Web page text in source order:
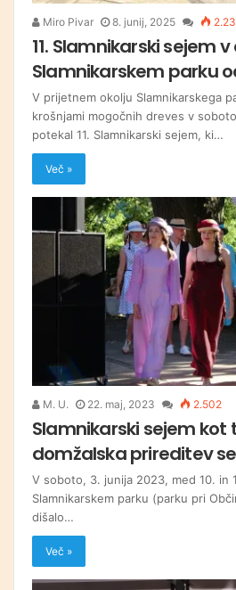
Miro Pivar 8. junij, 2025
11. Slamnikarski sejem
Slamnikarskem parku
V prijetnem okolju Slamnikarskega
krošnjami mogočnih dreves v
potekal 11. Slamnikarski sejem, ki…
Več »
M. U. 22. maj, 2023 2.502
Slamnikarski sejem
domžalska prireditev
V soboto, 3. junija 2023, med 10. in
Slamnikarskem parku (parku pri
dišalo…
Več »